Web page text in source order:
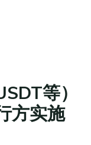
等）
方实施